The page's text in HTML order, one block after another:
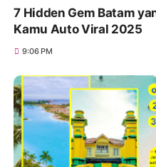
7 Hidden Gem Batam
Kamu Auto Viral 2025
9:06 PM